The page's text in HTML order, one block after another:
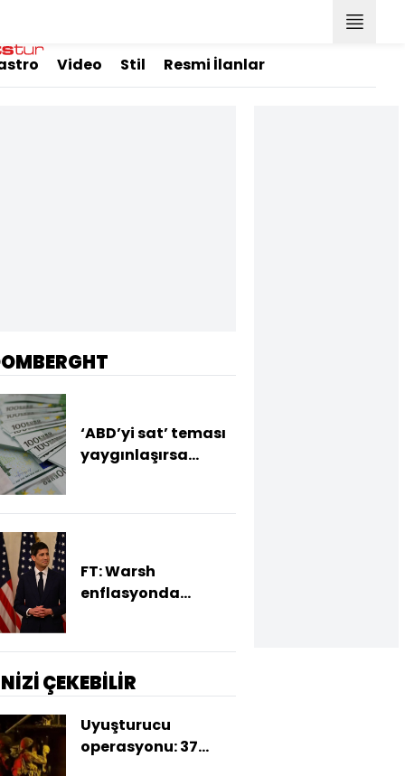
Video Stil Resmi İlanlar
‘ABD’yi sat’ teması
yaygınlaşırsa
FT: Warsh
enflasyonda
ÇEKEBİLİR
Uyuşturucu
operasyonu: 37